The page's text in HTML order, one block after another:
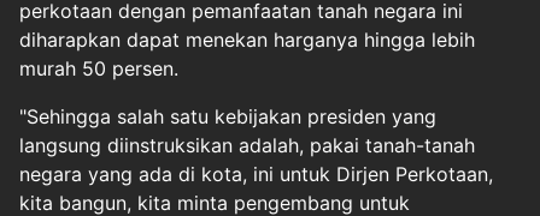
perkotaan dengan pemanfaatan tanah negara ini
diharapkan dapat menekan harganya hingga lebih
murah 50 persen.
"Sehingga salah satu kebijakan presiden yang
langsung diinstruksikan adalah, pakai tanah-tanah
negara yang ada di kota, ini untuk Dirjen Perkotaan,
kita bangun, kita minta pengembang untuk